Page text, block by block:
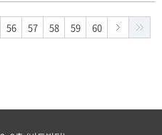
56 57 58 59 60